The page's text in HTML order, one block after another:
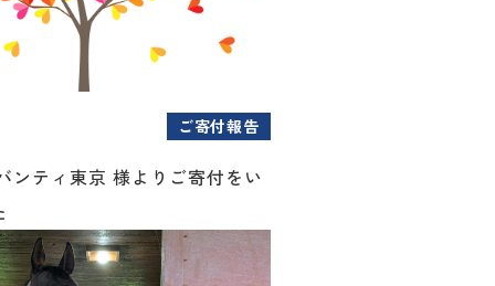
ご寄付報告
ンティ東京 様よりご寄付をい